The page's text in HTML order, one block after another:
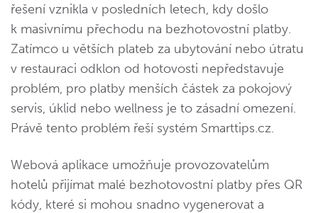
řešení vznikla v posledních letech, kdy došlo
k masivnímu přechodu na bezhotovostní platby.
Zatímco u větších plateb za ubytování nebo útratu
v restauraci odklon od hotovosti nepředstavuje
problém, pro platby menších částek za pokojový
servis, úklid nebo wellness je to zásadní omezení.
Právě tento problém řeší systém Smarttips.cz.
Webová aplikace umožňuje provozovatelům
hotelů přijímat malé bezhotovostní platby přes QR
kódy, které si mohou snadno vygenerovat a